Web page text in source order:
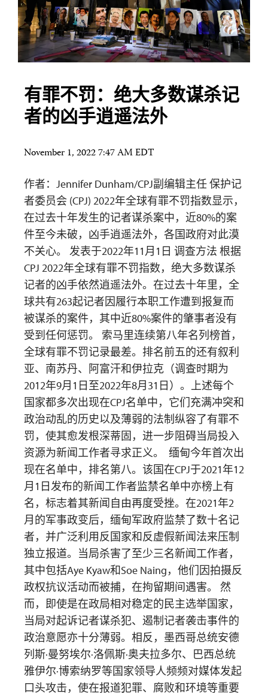
有罪不罚：绝大多数谋杀记
者的凶手逍遥法外
November 1, 2022 7:47 AM EDT
作者：Jennifer Dunham/CPJ副编辑主任 保护记
者委员会 (CPJ) 2022年全球有罪不罚指数显示，
在过去十年发生的记者谋杀案中，近80%的案
件至今未破，凶手逍遥法外，各国政府对此漠
不关心。 发表于2022年11月1日 调查方法 根据
CPJ 2022年全球有罪不罚指数，绝大多数谋杀
记者的凶手依然逍遥法外。在过去十年里，全
球共有263起记者因履行本职工作遭到报复而
被谋杀的案件，其中近80%案件的肇事者没有
受到任何惩罚。 索马里连续第八年名列榜首，
全球有罪不罚记录最差。排名前五的还有叙利
亚、南苏丹、阿富汗和伊拉克（调查时期为
2012年9月1日至2022年8月31日）。上述每个
国家都多次出现在CPJ名单中，它们充满冲突和
政治动乱的历史以及薄弱的法制纵容了有罪不
罚，使其愈发根深蒂固，进一步阻碍当局投入
资源为新闻工作者寻求正义。 缅甸今年首次出
现在名单中，排名第八。该国在CPJ于2021年12
月1日发布的新闻工作者监禁名单中亦榜上有
名，标志着其新闻自由再度受挫。在2021年2
月的军事政变后，缅甸军政府监禁了数十名记
者，并广泛利用反国家和反虚假新闻法来压制
独立报道。当局杀害了至少三名新闻工作者，
其中包括Aye Kyaw和Soe Naing，他们因拍摄反
政权抗议活动而被捕，在拘留期间遇害。 然
而，即使是在政局相对稳定的民主选举国家，
当局对起诉记者谋杀犯、遏制记者袭击事件的
政治意愿亦十分薄弱。相反，墨西哥总统安德
列斯·曼努埃尔·洛佩斯·奥夫拉多尔、巴西总统
雅伊尔·博索纳罗等国家领导人频频对媒体发起
口头攻击，使在报道犯罪、腐败和环境等重要